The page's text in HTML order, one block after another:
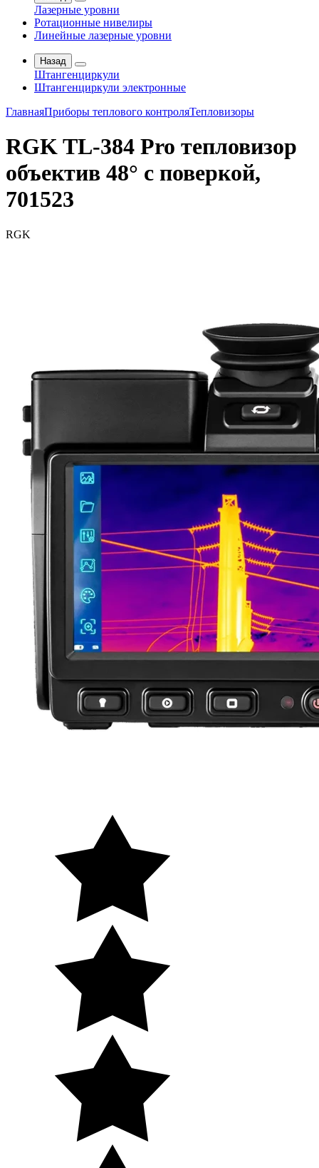
Лазерные уровни
Ротационные нивелиры
Линейные лазерные уровни
Назад
Штангенциркули
Штангенциркули электронные
ГлавнаяПриборы теплового контроляТепловизоры
RGK TL-384 Pro тепловизор
объектив 48° с поверкой,
701523
RGK